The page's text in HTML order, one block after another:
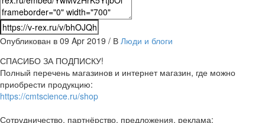
Опубликован в 09 Apr 2019 / В Люди и блоги
СПАСИБО ЗА ПОДПИСКУ!
Полный перечень магазинов и интернет магазин, где можно
приобрести продукцию:
https://cmtscience.ru/shop
Сотрудничество, партнёрство, предложения, реклама: